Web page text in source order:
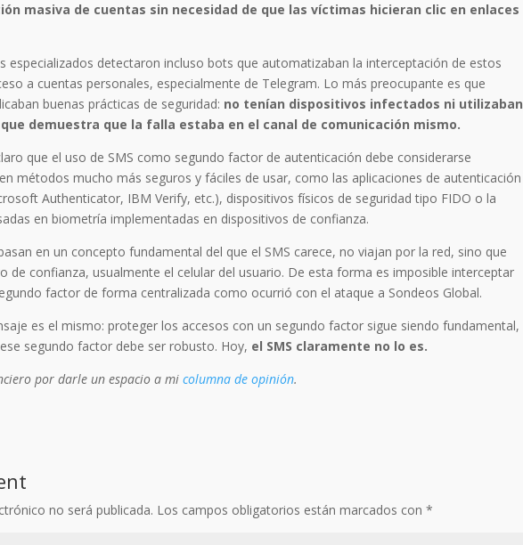
masiva de cuentas sin necesidad de que las víctimas hicieran clic en enlaces
especializados detectaron incluso bots que automatizaban la interceptación de estos
a cuentas personales, especialmente de Telegram. Lo más preocupante es que
buenas prácticas de seguridad: no tenían dispositivos infectados ni utilizaban
demuestra que la falla estaba en el canal de comunicación mismo.
que el uso de SMS como segundo factor de autenticación debe considerarse
métodos mucho más seguros y fáciles de usar, como las aplicaciones de autenticación
Authenticator, IBM Verify, etc.), dispositivos físicos de seguridad tipo FIDO o la
en biometría implementadas en dispositivos de confianza.
en un concepto fundamental del que el SMS carece, no viajan por la red, sino que
de confianza, usualmente el celular del usuario. De esta forma es imposible interceptar
factor de forma centralizada como ocurrió con el ataque a Sondeos Global.
es el mismo: proteger los accesos con un segundo factor sigue siendo fundamental,
segundo factor debe ser robusto. Hoy, el SMS claramente no lo es.
por darle un espacio a micolumna de opinión.
no será publicada. Los campos obligatorios están marcados con*